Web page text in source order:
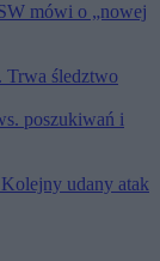
mówi o „nowej
Trwa śledztwo
poszukiwań i
udany atak